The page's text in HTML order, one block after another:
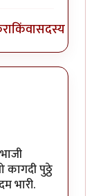
किंवासदस्य व्हा
चालवता आले
पुठ्ठे
भारी.